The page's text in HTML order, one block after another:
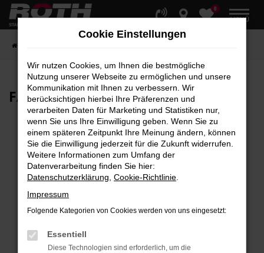
Zum
Hauptinhalt
0
MENÜ
FAHRZEUG-SHOWROOM
Fehler: Network Error
Beim Laden ist ein Fehler aufgetreten.
Hier sind ein paar Tipps, die dir helfen können:
Überprüfe deine Firewall und deine
Laden andere Webseiten, zum Beispiel deine
Suchmaschine?
Cookie Einstellungen
Wir nutzen Cookies, um Ihnen die bestmögliche
Nutzung unserer Webseite zu ermöglichen und unsere
Kommunikation mit Ihnen zu verbessern. Wir
berücksichtigen hierbei Ihre Präferenzen und
verarbeiten Daten für Marketing und Statistiken nur,
wenn Sie uns Ihre Einwilligung geben. Wenn Sie zu
einem späteren Zeitpunkt Ihre Meinung ändern, können
Sie die Einwilligung jederzeit für die Zukunft widerrufen.
Weitere Informationen zum Umfang der
Datenverarbeitung finden Sie hier:
Datenschutzerklärung Cookie-Richtlinie
Impressum
Folgende Kategorien von Cookies werden von uns eingesetzt:
Essentiell
Diese Technologien sind erforderlich, um die